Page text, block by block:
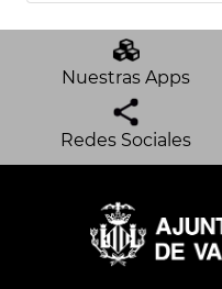
Nuestras Apps
Redes Sociales